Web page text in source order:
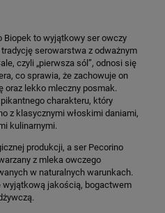
Biopek to wyjątkowy ser owczy
tradycję serowarstwa z odważnym
czyli „pierwsza sól”, odnosi się
co sprawia, że zachowuje on
oraz lekko mleczny posmak.
charakteru, który
z klasycznymi włoskimi daniami,
kulinarnymi.
produkcji, a ser Pecorino
z mleka owczego
w naturalnych warunkach.
wyjątkową jakością, bogactwem